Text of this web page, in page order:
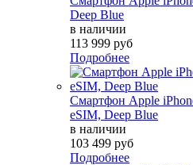
Deep Blue
в наличии
113 999 руб
Подробнее
Смартфон Apple
eSIM, Deep Blue
в наличии
103 499 руб
Подробнее